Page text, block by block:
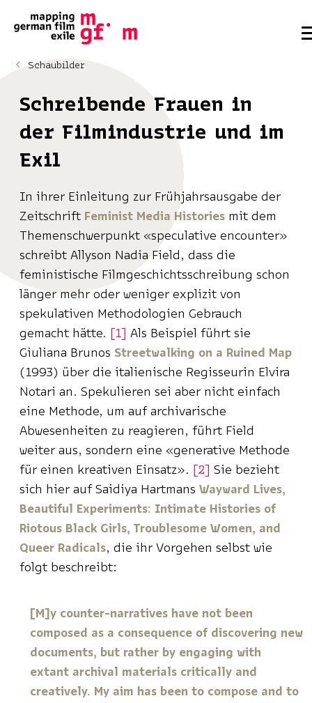
Schaubilder
Schreibende Frauen in
der Filmindustrie und im
Exil
In ihrer Einleitung zur Frühjahrsausgabe der
Zeitschrift Feminist Media Histories mit dem
Themenschwerpunkt «speculative encounter»
schreibt Allyson Nadia Field, dass die
feministische Filmgeschichtsschreibung schon
länger mehr oder weniger explizit von
spekulativen Methodologien Gebrauch
gemacht hätte.
1
Als Beispiel führt sie
Giuliana Brunos Streetwalking on a Ruined Map
(1993) über die italienische Regisseurin Elvira
Notari an. Spekulieren sei aber nicht einfach
eine Methode, um auf archivarische
Abwesenheiten zu reagieren, führt Field
weiter aus, sondern eine «generative Methode
für einen kreativen Einsatz».
2
Sie bezieht
sich hier auf Saidiya Hartmans Wayward Lives,
Beautiful Experiments: Intimate Histories of
Riotous Black Girls, Troublesome Women, and
Queer Radicals, die ihr Vorgehen selbst wie
folgt beschreibt:
[M]y counter-narratives have not been
composed as a consequence of discovering new
documents, but rather by engaging with
extant archival materials critically and
creatively. My aim has been to compose and to